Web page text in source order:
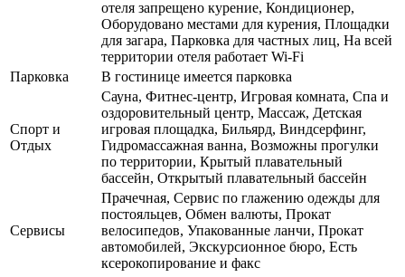
отеля запрещено курение, Кондиционер,
Оборудовано местами для курения, Площадки
для загара, Парковка для частных лиц, На всей
территории отеля работает Wi-Fi
Парковка
В гостинице имеется парковка
Спорт и
Отдых
Сауна, Фитнес-центр, Игровая комната, Спа и
оздоровительный центр, Массаж, Детская
игровая площадка, Бильярд, Виндсерфинг,
Гидромассажная ванна, Возможны прогулки
по территории, Крытый плавательный
бассейн, Открытый плавательный бассейн
Сервисы
Прачечная, Сервис по глажению одежды для
постояльцев, Обмен валюты, Прокат
велосипедов, Упакованные ланчи, Прокат
автомобилей, Экскурсионное бюро, Есть
ксерокопирование и факс